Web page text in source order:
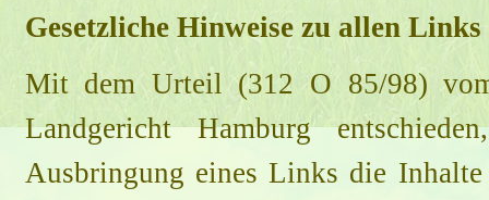
Gesetzliche Hinweise zu allen Links
Mit dem Urteil (312 O 85/98)
Landgericht Hamburg
Ausbringung eines Links die